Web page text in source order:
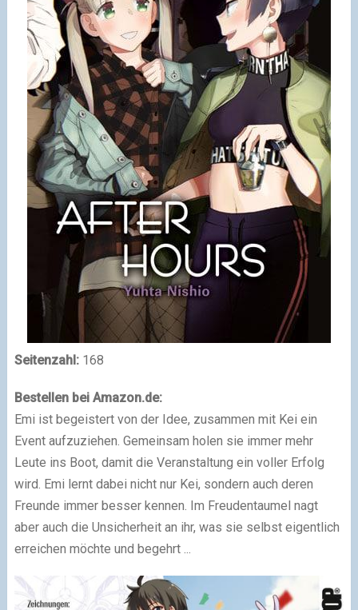
Seitenzahl:168
Bestellen bei Amazon.de:
Emi ist begeistert von der Idee, zusammen mit Kei ein
Event aufzuziehen. Gemeinsam holen sie immer mehr
Leute ins Boot, damit die Veranstaltung ein voller Erfolg
wird. Emi lernt dabei nicht nur Kei, sondern auch deren
Freunde immer besser kennen. Im Freudentaumel nagt
aber auch die Unsicherheit an ihr, was sie selbst eigentlich
erreichen möchte und begehrt ...